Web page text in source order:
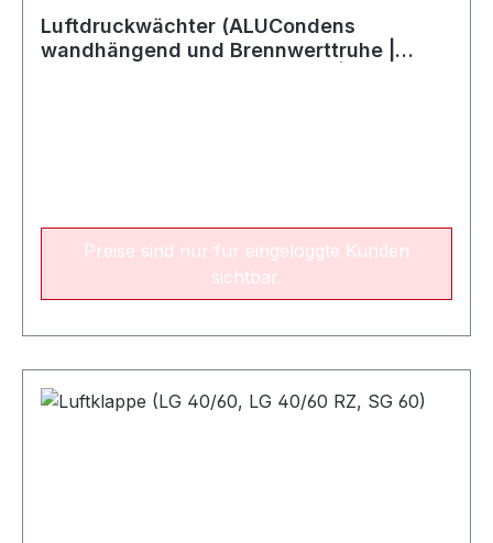
Luftdruckwächter (ALUCondens
wandhängend und Brennwerttruhe |
Preise sind nur für eingeloggte Kunden
sichtbar.